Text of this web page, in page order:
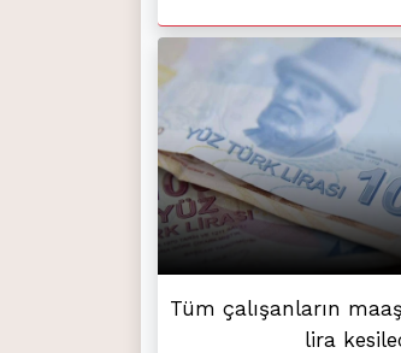
Tüm çalışanların
lira